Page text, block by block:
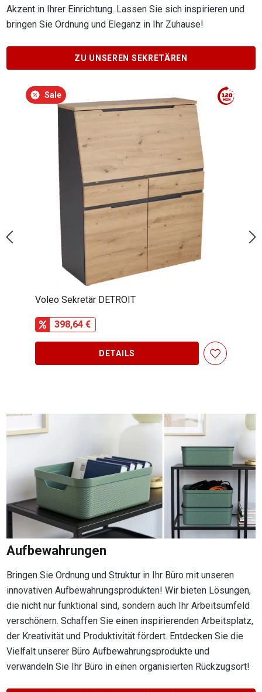
Akzent in Ihrer Einrichtung. Lassen Sie sich inspirieren und
bringen Sie Ordnung und Eleganz in Ihr Zuhause!
ZU UNSEREN SEKRETÄREN
Produktgalerie überspringen
DETAILS
Aufbewahrungen
Bringen Sie Ordnung und Struktur in Ihr Büro mit unseren
innovativen Aufbewahrungsprodukten! Wir bieten Lösungen,
die nicht nur funktional sind, sondern auch Ihr Arbeitsumfeld
verschönern. Schaffen Sie einen inspirierenden Arbeitsplatz,
der Kreativität und Produktivität fördert. Entdecken Sie die
Vielfalt unserer Büro Aufbewahrungsprodukte und
verwandeln Sie Ihr Büro in einen organisierten Rückzugsort!